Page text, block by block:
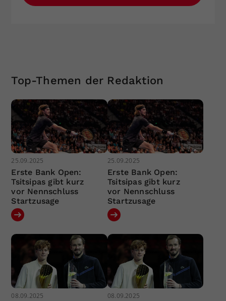
Top-Themen der Redaktion
25.09.2025
Erste Bank Open:
Tsitsipas gibt kurz
vor Nennschluss
Startzusage
25.09.2025
Erste Bank Open:
Tsitsipas gibt kurz
vor Nennschluss
Startzusage
08.09.2025 08.09.2025